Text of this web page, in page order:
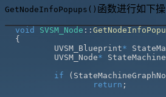
GetNodeInfoPopups() 函数进行如下
void SVSM_Node ::
{
	UVSM_Blueprint
*
	UVSM_Node
*
if
(
return ;